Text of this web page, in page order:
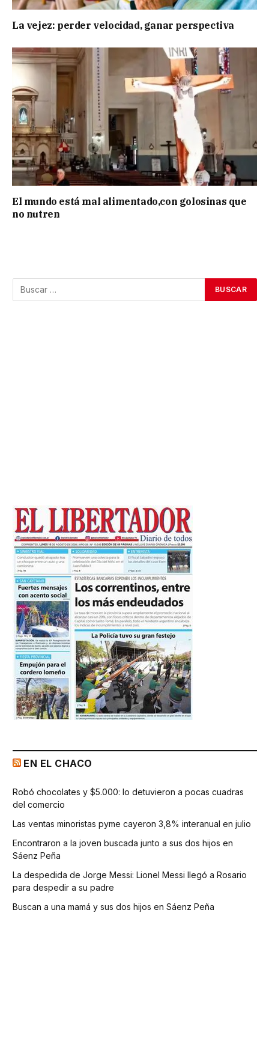
La vejez: perder velocidad, ganar perspectiva
El mundo está mal alimentado,con golosinas que
no nutren
EN EL CHACO
Robó chocolates y $5.000: lo detuvieron a pocas cuadras
del comercio
Las ventas minoristas pyme cayeron 3,8% interanual en julio
Encontraron a la joven buscada junto a sus dos hijos en
Sáenz Peña
La despedida de Jorge Messi: Lionel Messi llegó a Rosario
para despedir a su padre
Buscan a una mamá y sus dos hijos en Sáenz Peña